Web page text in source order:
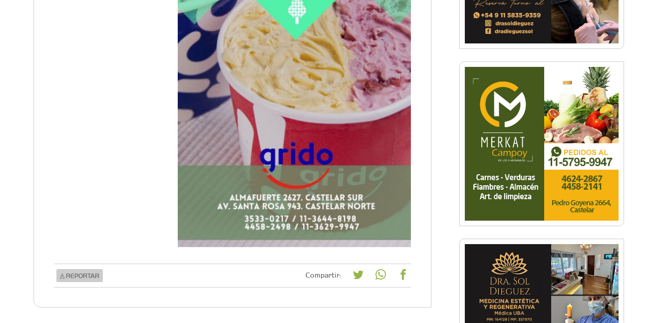
REPORTAR Compartir: